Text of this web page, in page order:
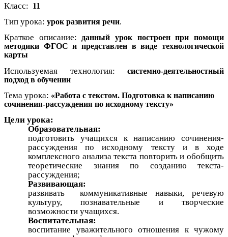
Класс: 11
Тип урока: урок развития речи.
Краткое описание:данный урок построен при помощи
методики ФГОС и представлен в виде технологической
карты
Используемая технология: системно-деятельностный
подход в обучении
Тема урока: «Работа с текстом. Подготовка к написанию
сочинения-рассуждения по исходному тексту»
Цели урока:
Образовательная:
подготовить учащихся к написанию сочинения-
рассуждения по исходному тексту и в ходе
комплексного анализа текста повторить и обобщить
теоретические знания по созданию текста-
рассуждения;
Развивающая:
развивать коммуникативные навыки, речевую
культуру, познавательные и творческие
возможности учащихся.
Воспитательная:
воспитание уважительного отношения к чужому